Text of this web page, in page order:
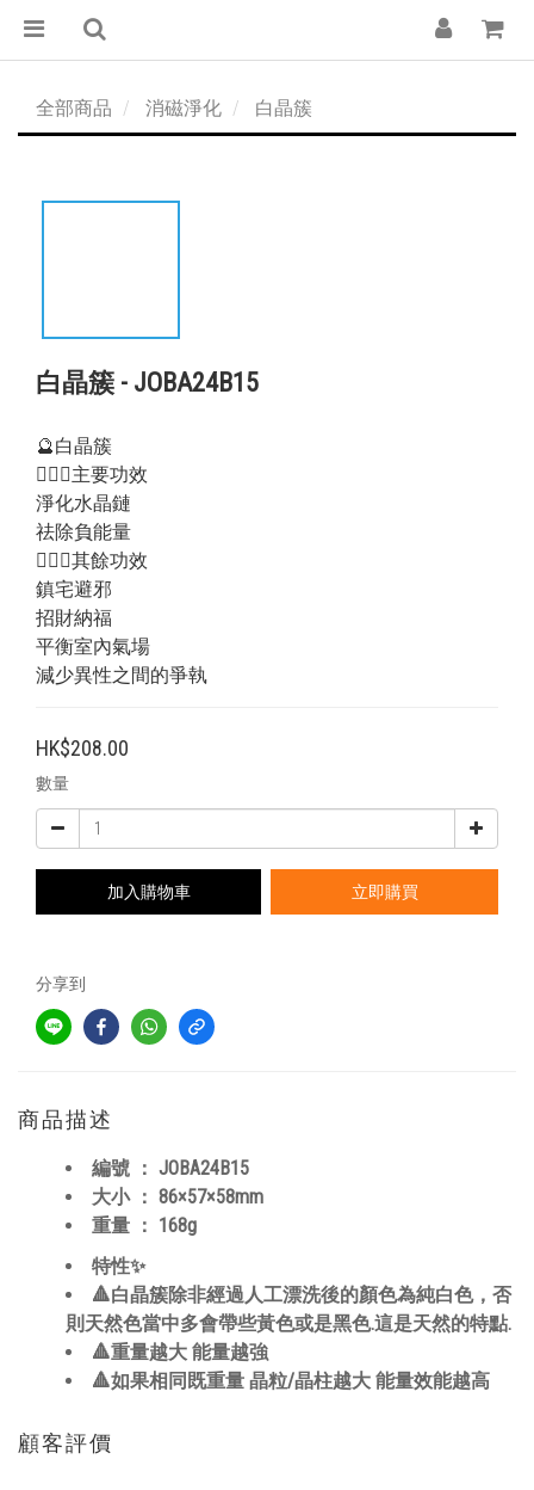
全部商品 消磁淨化 白晶簇
白晶簇 - JOBA24B15
🔮白晶簇
💁🏻‍♀️主要功效
淨化水晶鏈
祛除負能量
💁🏻‍♂️其餘功效
鎮宅避邪
招財納福
平衡室內氣場
減少異性之間的爭執
HK$208.00
數量
加入購物車 立即購買
分享到
商品描述
編號 ： JOBA24B15
大小 ： 86×57×58mm
重量 ： 168g
特性✨
🔺白晶簇除非經過人工漂洗後的顏色為純白色，否
則天然色當中多會帶些黃色或是黑色.這是天然的特點.
🔺重量越大 能量越強
🔺如果相同既重量 晶粒/晶柱越大 能量效能越高
顧客評價